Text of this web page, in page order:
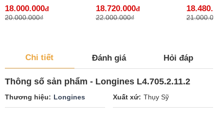
Lẻ Tại VN
18.000.000đ
20.000.000₫
Lẻ Tại VN
18.720.000đ
22.000.000₫
Lẻ Tại VN
Chi tiết Đánh giá Hỏi đáp
Thông số sản phẩm - Longines L4.705.2.11.2
Thương hiệu Longines Xuất xứ Thụy Sỹ